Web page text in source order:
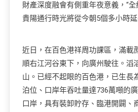
財產深度融會有側重年夜意義，“
貴陽通行時光將從今朝5個多小時
近日，在百色港祥周功課區，滿載
順右江河谷東下，向廣州駛往。滔
山。已經不起眼的百色港，已生長
泊位、口岸年吞吐量達736萬噸的
口岸，具有裝卸貯存、臨港開闢、